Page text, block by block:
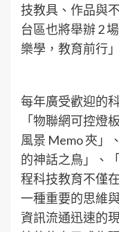
技教具、作品與
台區也將舉辦 2
樂學，教育前行
每年廣受歡迎的
「物聯網可控燈
風景 Memo 夾」
的神話之鳥」、
程科技教育不僅
一種重要的思維
資訊流通迅速的